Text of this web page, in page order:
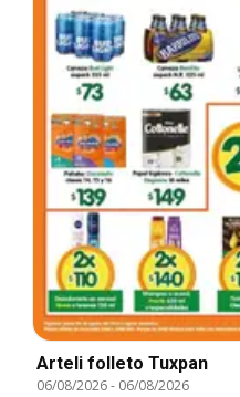
Arteli folleto Tuxpan
06/08/2026- 06/08/2026